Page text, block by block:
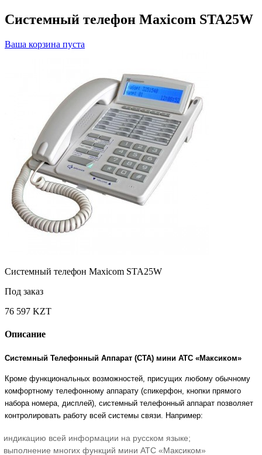
Системный телефон Maxicom STA25W
Ваша корзина пуста
Системный телефон Maxicom STA25W
Под заказ
76 597 KZT
Описание
Системный Телефонный Аппарат (СТА) мини АТС «Максиком»
Кроме функциональных возможностей, присущих любому обычному
комфортному телефонному аппарату (спикерфон, кнопки прямого
набора номера, дисплей), системный телефонный аппарат позволяет
контролировать работу всей системы связи. Например:
индикацию всей информации на русском языке;
выполнение многих функций мини АТС «Максиком»